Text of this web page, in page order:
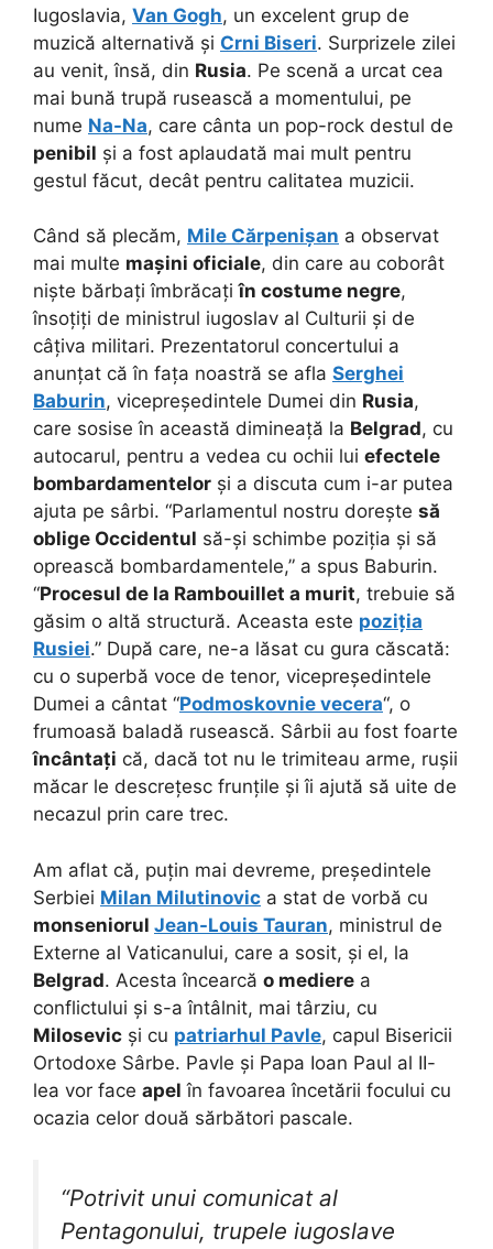
Iugoslavia, Van Gogh, un excelent grup de
muzică alternativă și Crni Biseri. Surprizele zilei
au venit, însă, din Rusia. Pe scenă a urcat cea
mai bună trupă rusească a momentului, pe
nume Na-Na, care cânta un pop-rock destul de
penibil și a fost aplaudată mai mult pentru
gestul făcut, decât pentru calitatea muzicii.
Când să plecăm, Mile Cărpenișan a observat
mai multe mașini oficiale, din care au coborât
niște bărbați îmbrăcațiîn costume negre,
însoțiți de ministrul iugoslav al Culturii și de
câțiva militari. Prezentatorul concertului a
anunțat că în fața noastră se afla Serghei
Baburin, vicepreședintele Dumei din Rusia,
care sosise în această dimineață la Belgrad, cu
autocarul, pentru a vedea cu ochii lui efectele
bombardamentelor și a discuta cum i-ar putea
ajuta pe sârbi. “Parlamentul nostru dorește să
oblige Occidentul să-și schimbe poziția și să
oprească bombardamentele,” a spus Baburin.
“Procesul de la Rambouillet a murit, trebuie să
găsim o altă structură. Aceasta este poziția
Rusiei.” După care, ne-a lăsat cu gura căscată:
cu o superbă voce de tenor, vicepreședintele
Dumei a cântat “Podmoskovnie vecera“, o
frumoasă baladă rusească. Sârbii au fost foarte
încântați că, dacă tot nu le trimiteau arme, rușii
măcar le descrețesc frunțile și îi ajută să uite de
necazul prin care trec.
Am aflat că, puțin mai devreme, președintele
Serbiei Milan Milutinovic a stat de vorbă cu
monseniorul Jean-Louis Tauran, ministrul de
Externe al Vaticanului, care a sosit, și el, la
Belgrad. Acesta încearcă o mediere a
conflictului și s-a întâlnit, mai târziu, cu
Milosevic și cu patriarhul Pavle, capul Bisericii
Ortodoxe Sârbe. Pavle și Papa Ioan Paul al II-
lea vor face apel în favoarea încetării focului cu
ocazia celor două sărbători pascale.
“Potrivit unui comunicat al
Pentagonului, trupele iugoslave